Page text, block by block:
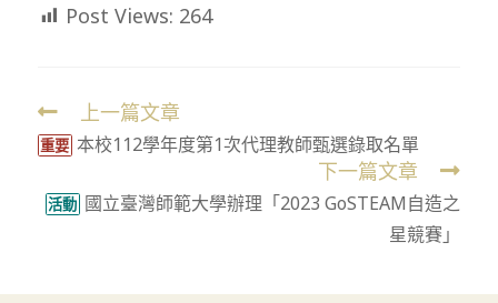
Post Views: 264
Read
more
上一篇文章
重要 本校112學年度第1次代理教師甄選錄取名單
下一篇文章
活動 國立臺灣師範大學辦理「2023 GoSTEAM自造之
星競賽」